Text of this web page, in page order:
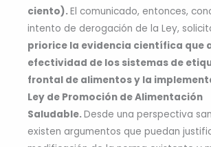
ciento).El comunicado, entonces,
intento de derogación de la Ley,
priorice la evidencia científica que
efectividad de los sistemas de
frontal de alimentos y la
Ley de Promoción de Alimentación
Saludable.Desde una perspectiva
existen argumentos que puedan